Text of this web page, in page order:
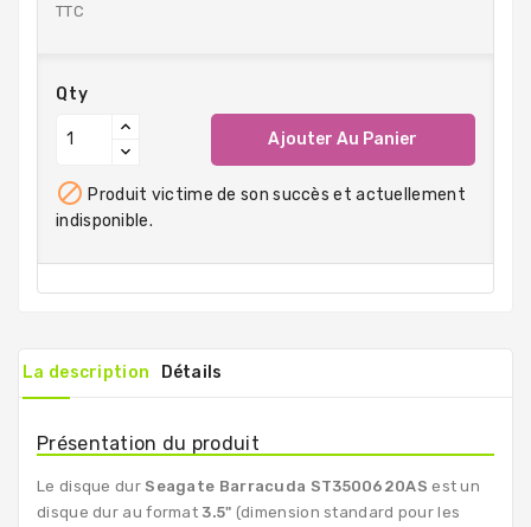
TTC
Qty
Ajouter Au Panier
 Produit victime de son succès et actuellement
indisponible.
La description Détails
Présentation du produit
Le disque dur Seagate Barracuda ST3500620AS est un
disque dur au format 3.5" (dimension standard pour les